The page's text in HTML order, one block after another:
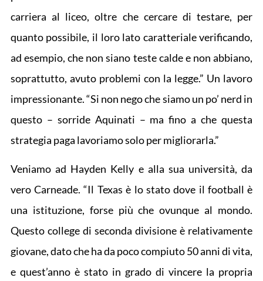
carriera al liceo, oltre che cercare di testare, per
quanto possibile, il loro lato caratteriale verificando,
ad esempio, che non siano teste calde e non abbiano,
soprattutto, avuto problemi con la legge.” Un lavoro
impressionante. “Si non nego che siamo un po’ nerd in
questo – sorride Aquinati – ma fino a che questa
strategia paga lavoriamo solo per migliorarla.”
Veniamo ad Hayden Kelly e alla sua università, da
vero Carneade. “Il Texas è lo stato dove il football è
una istituzione, forse più che ovunque al mondo.
Questo college di seconda divisione è relativamente
giovane, dato che ha da poco compiuto 50 anni di vita,
e quest’anno è stato in grado di vincere la propria